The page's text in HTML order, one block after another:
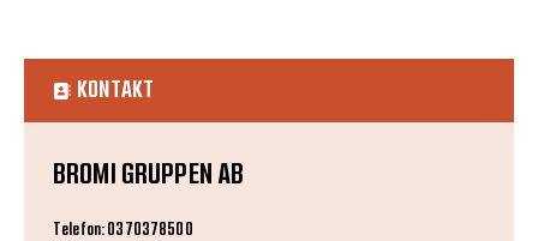
KONTAKT
BROMI GRUPPEN AB
Telefon: 0370378500